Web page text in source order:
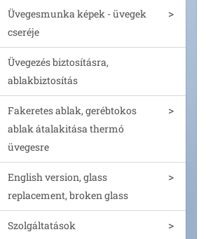
Üvegesmunka képek - üvegek
cseréje
Üvegezés biztosításra,
ablakbiztosítás
Fakeretes ablak, gerébtokos
ablak átalakitása thermó
üvegesre
English version, glass
replacement, broken glass
Szolgáltatások